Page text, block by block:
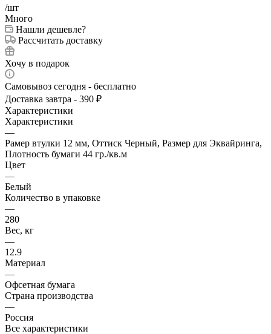
/шт
Много
Нашли дешевле?
Рассчитать доставку
Хочу в подарок
Самовывоз сегодня - бесплатно
Доставка завтра - 390 ₽
Характеристики
Характеристики
—
Рамер втулки 12 мм, Оттиск Черный, Размер для Эквайринга,
Плотность бумаги 44 гр./кв.м
Цвет
—
Белый
Количество в упаковке
—
280
Вес, кг
—
12.9
Материал
—
Офсетная бумага
Страна производства
—
Россия
Все характеристики